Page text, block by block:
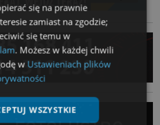
się na prawnie
zamiast na zgodzie;
się temu w
. Możesz w każdej chwili
w Ustawieniach plików
WSZYSTKIE